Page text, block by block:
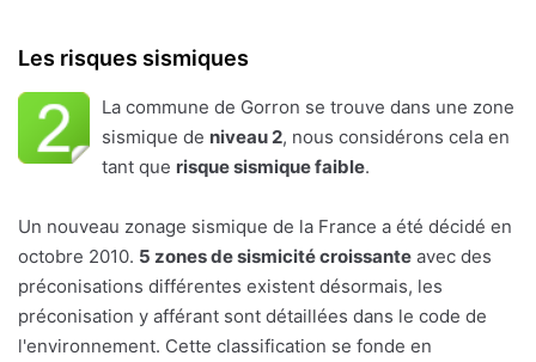
Les risques sismiques
La commune de Gorron se trouve dans une zone
sismique de niveau 2, nous considérons cela en
tant que risque sismique faible.
Un nouveau zonage sismique de la France a été décidé en
octobre 2010. 5 zones de sismicité croissante avec des
préconisations différentes existent désormais, les
préconisation y afférant sont détaillées dans le code de
l'environnement. Cette classification se fonde en